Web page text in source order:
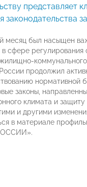
представляет
законодательства
месяц был насыщен
сфере регулирования
коммунального
продолжил
нормативной
законы,
климата и защиту
и другими
в материале